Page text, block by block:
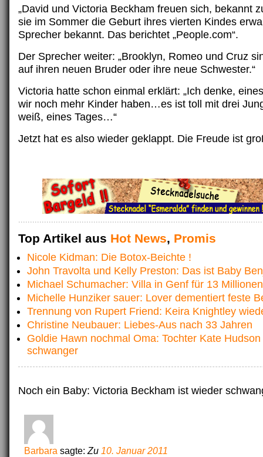
„David und Victoria Beckham freuen sich, bekannt
sie im Sommer die Geburt ihres vierten Kindes
Sprecher bekannt. Das berichtet „People.com“.
Der Sprecher weiter: „Brooklyn, Romeo und Cruz
auf ihren neuen Bruder oder ihre neue Schwester.“
Victoria hatte schon einmal erklärt: „Ich denke,
wir noch mehr Kinder haben…es ist toll mit drei
weiß, eines Tages…“
Jetzt hat es also wieder geklappt. Die Freude ist
Top Artikel aus Hot News, Promis
Nicole Kidman: Die Botox-Beichte !
John Travolta und Kelly Preston: Das ist Baby
Michael Schumacher: Villa in Genf für 13
Michelle Hunziker sauer: Lover dementiert feste
Trennung von Rupert Friend: Keira Knightley
Christine Neubauer: Liebes-Aus nach 33 Jahren
Goldie Hawn nochmal Oma: Tochter Kate
schwanger
Noch ein Baby: Victoria Beckham ist wieder
Barbara sagte: Zu 10. Januar 2011